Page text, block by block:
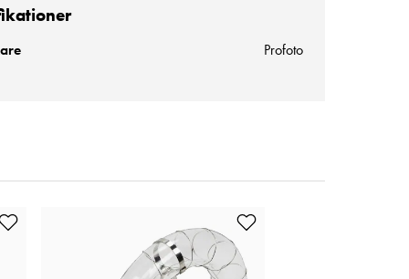
Profoto